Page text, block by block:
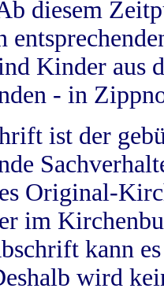
diesem
Kinder aus
- in
ist der
Original-
im
kann
wird